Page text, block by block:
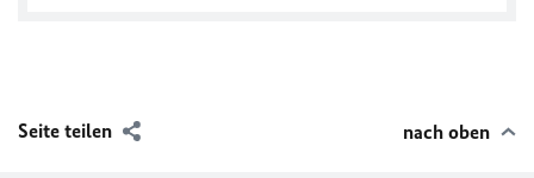
Seite teilen nach oben